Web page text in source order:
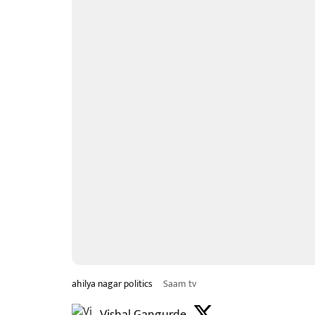
ahilya nagar politics Saam tv